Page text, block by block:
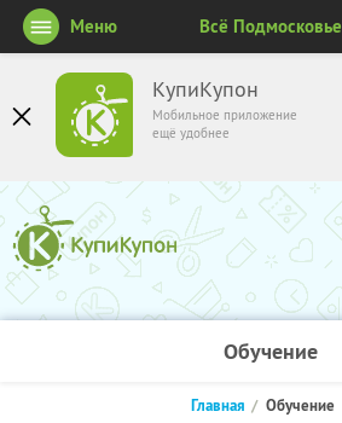
КупиКупон
Мобильное приложение
ещё удобнее
Меню Всё Подмосковье
Обучение
Главная Обучение